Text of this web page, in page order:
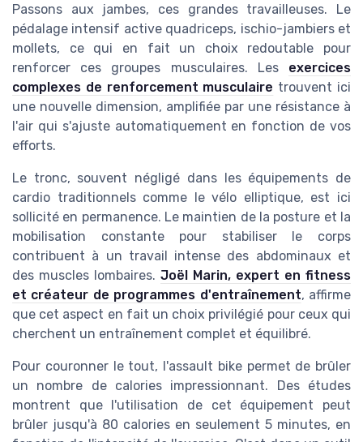
Passons aux jambes, ces grandes travailleuses. Le
pédalage intensif active quadriceps, ischio-jambiers et
mollets, ce qui en fait un choix redoutable pour
renforcer ces groupes musculaires. Les exercices
complexes de renforcement musculaire trouvent ici
une nouvelle dimension, amplifiée par une résistance à
l'air qui s'ajuste automatiquement en fonction de vos
efforts.
Le tronc, souvent négligé dans les équipements de
cardio traditionnels comme le vélo elliptique, est ici
sollicité en permanence. Le maintien de la posture et la
mobilisation constante pour stabiliser le corps
contribuent à un travail intense des abdominaux et
des muscles lombaires. Joël Marin, expert en fitness
et créateur de programmes d'entraînement, affirme
que cet aspect en fait un choix privilégié pour ceux qui
cherchent un entraînement complet et équilibré.
Pour couronner le tout, l'assault bike permet de brûler
un nombre de calories impressionnant. Des études
montrent que l'utilisation de cet équipement peut
brûler jusqu'à 80 calories en seulement 5 minutes, en